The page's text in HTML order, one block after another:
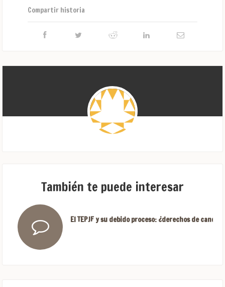
Compartir historia
También te puede interesar
El TEPJF y su debido proceso: ¿derechos de